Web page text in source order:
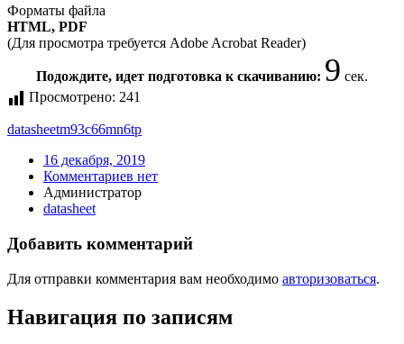
Форматы файла
HTML, PDF
(Для просмотра требуется Adobe Acrobat Reader)
Подождите, идет подготовка к скачиванию: 9 сек.
Просмотрено: 241
datasheetm93c66mn6tp
16 декабря, 2019
Комментариев нет
Администратор
datasheet
Добавить комментарий
Для отправки комментария вам необходимо авторизоваться.
Навигация по записям